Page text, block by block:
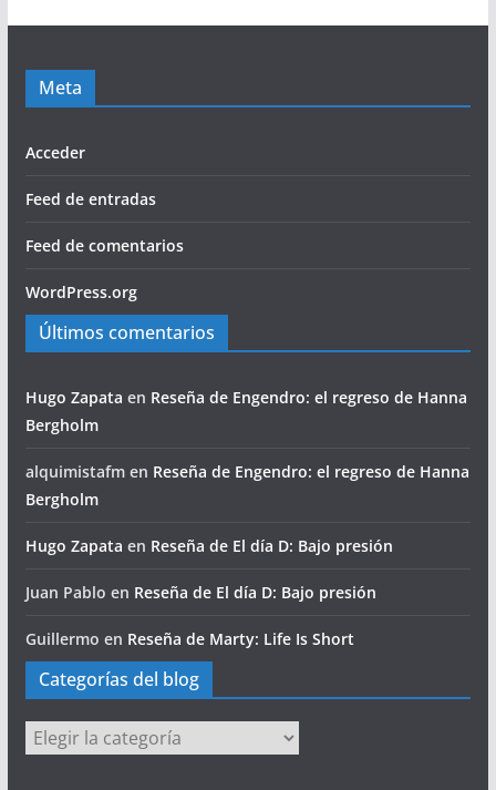
Meta
Acceder
Feed de entradas
Feed de comentarios
WordPress.org
Últimos comentarios
Hugo Zapata en Reseña de Engendro: el regreso de Hanna
Bergholm
alquimistafmen Reseña de Engendro: el regreso de Hanna
Bergholm
Hugo Zapata en Reseña de El día D: Bajo presión
Juan Pablo en Reseña de El día D: Bajo presión
Guillermo en Reseña de Marty: Life Is Short
Categorías del blog
Categorías
del